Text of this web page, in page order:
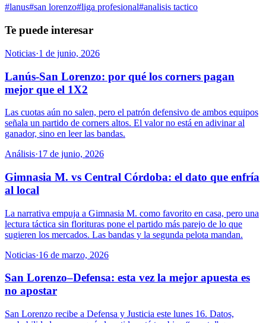
#lanus#san lorenzo#liga profesional#analisis tactico
Te puede interesar
Noticias·1 de junio, 2026
Lanús-San Lorenzo: por qué los corners pagan
mejor que el 1X2
Las cuotas aún no salen, pero el patrón defensivo de ambos equipos
señala un partido de corners altos. El valor no está en adivinar al
ganador, sino en leer las bandas.
Análisis·17 de junio, 2026
Gimnasia M. vs Central Córdoba: el dato que enfría
al local
La narrativa empuja a Gimnasia M. como favorito en casa, pero una
lectura táctica sin florituras pone el partido más parejo de lo que
sugieren los mercados. Las bandas y la segunda pelota mandan.
Noticias·16 de marzo, 2026
San Lorenzo–Defensa: esta vez la mejor apuesta es
no apostar
San Lorenzo recibe a Defensa y Justicia este lunes 16. Datos,